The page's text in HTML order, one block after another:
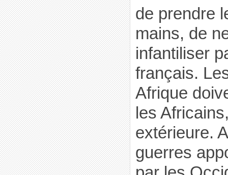
de prendre
mains, de
infantiliser
français.
Afrique
les
extérieure.
guerres